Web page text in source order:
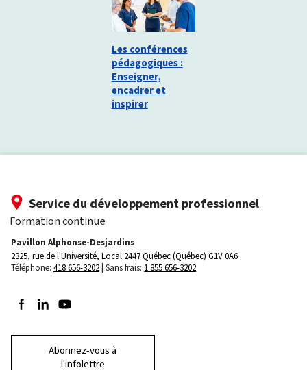
Les conférences
pédagogiques :
Enseigner,
encadrer et
inspirer
Service du développement professionnel
Formation continue
Pavillon Alphonse-Desjardins
2325, rue de l'Université, Local 2447Québec (Québec) G1V 0A6
Téléphone: 418 656-3202 Sans frais: 1 855 656-3202
Suivez-nous sur Facebook
Suivez-nous sur LinkedIn
Suivez-nous sur Youtube
Abonnez-vous à
l'infolettre